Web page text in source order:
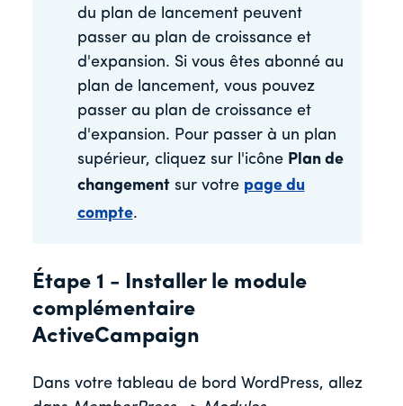
du plan de lancement peuvent
passer au plan de croissance et
d'expansion. Si vous êtes abonné au
plan de lancement, vous pouvez
passer au plan de croissance et
d'expansion. Pour passer à un plan
supérieur, cliquez sur l'icône Plan de
changementsur votre page du
compte.
Étape 1 - Installer le module
complémentaire
ActiveCampaign
Dans votre tableau de bord WordPress, allez